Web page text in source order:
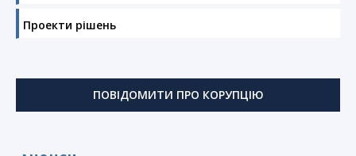
Проекти рішень
ПОВІДОМИТИ ПРО КОРУПЦІЮ